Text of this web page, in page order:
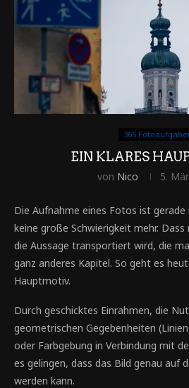
365
EIN KLARES
von Nico 5.
Die Aufnahme eines Fotos ist
keine große Schwierigkeit mehr.
die Aussage transportiert wird, die
ganz anderes Kapitel. So geht es
Hauptmotiv.
Durch geschicktes Einrahmen, die
geometrischen Gegebenheiten
oder Farbgebung in Verbindung mit
es gelingen, dass das Bild genau auf
werden kann.